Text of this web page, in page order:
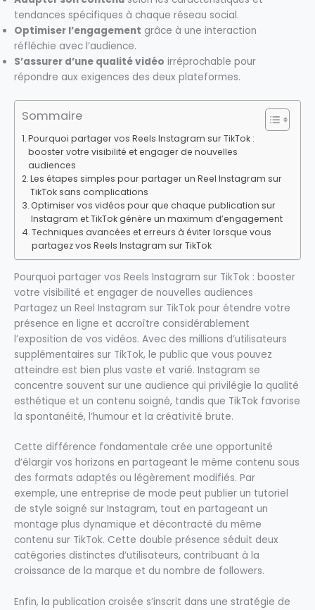
tendances spécifiques à chaque réseau social.
Optimiser l’engagement grâce à une interaction
réfléchie avec l’audience.
S’assurer d’une qualité vidéo irréprochable pour
répondre aux exigences des deux plateformes.
Sommaire
Pourquoi partager vos Reels Instagram sur TikTok :
booster votre visibilité et engager de nouvelles
audiences
Les étapes simples pour partager un Reel Instagram sur
TikTok sans complications
Optimiser vos vidéos pour que chaque publication sur
Instagram et TikTok génère un maximum d’engagement
Techniques avancées et erreurs à éviter lorsque vous
partagez vos Reels Instagram sur TikTok
Pourquoi partager vos Reels Instagram sur TikTok : booster
votre visibilité et engager de nouvelles audiences
Partagez un Reel Instagram sur TikTok pour étendre votre
présence en ligne et accroître considérablement
l’exposition de vos vidéos. Avec des millions d’utilisateurs
supplémentaires sur TikTok, le public que vous pouvez
atteindre est bien plus vaste et varié. Instagram se
concentre souvent sur une audience qui privilégie la qualité
esthétique et un contenu soigné, tandis que TikTok favorise
la spontanéité, l’humour et la créativité brute.
Cette différence fondamentale crée une opportunité
d’élargir vos horizons en partageant le même contenu sous
des formats adaptés ou légèrement modifiés. Par
exemple, une entreprise de mode peut publier un tutoriel
de style soigné sur Instagram, tout en partageant un
montage plus dynamique et décontracté du même
contenu sur TikTok. Cette double présence séduit deux
catégories distinctes d’utilisateurs, contribuant à la
croissance de la marque et du nombre de followers.
Enfin, la publication croisée s’inscrit dans une stratégie de